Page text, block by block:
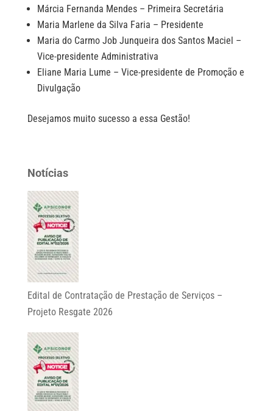
Márcia Fernanda Mendes – Primeira Secretária
Maria Marlene da Silva Faria – Presidente
Maria do Carmo Job Junqueira dos Santos Maciel –
Vice-presidente Administrativa
Eliane Maria Lume – Vice-presidente de Promoção e
Divulgação
Desejamos muito sucesso a essa Gestão!
Notícias
Edital de Contratação de Prestação de Serviços –
Projeto Resgate 2026